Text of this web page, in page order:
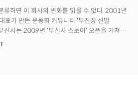
류하면 이 회사의 변화를 읽을 수 없다. 2001년
표가 만든 운동화 커뮤니티 '무진장 신발
신사는 2009년 '무신사 스토어' 오픈을 거쳐
·엠프티·무신사 글로벌 등 5개 플랫폼을